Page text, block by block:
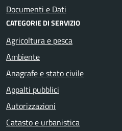
Documenti e Dati
CATEGORIE DI SERVIZIO
Agricoltura e pesca
Ambiente
Anagrafe e stato civile
Appalti pubblici
Autorizzazioni
Catasto e urbanistica